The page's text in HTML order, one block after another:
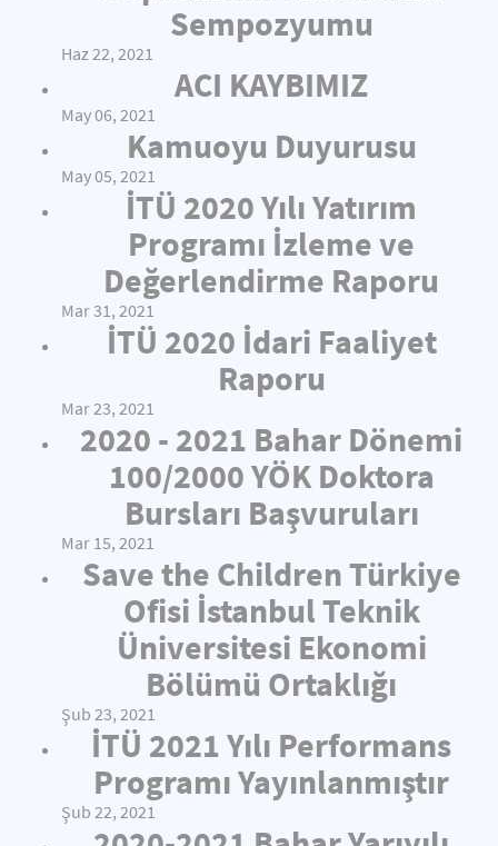
Sempozyumu
Haz 22, 2021
ACI KAYBIMIZ
May 06, 2021
Kamuoyu Duyurusu
May 05, 2021
İTÜ 2020 Yılı Yatırım
Programı İzleme ve
Değerlendirme Raporu
Mar 31, 2021
İTÜ 2020 İdari Faaliyet
Raporu
Mar 23, 2021
2020 - 2021 Bahar Dönemi
100/2000 YÖK Doktora
Bursları Başvuruları
Mar 15, 2021
Save the Children Türkiye
Ofisi İstanbul Teknik
Üniversitesi Ekonomi
Bölümü Ortaklığı
Şub 23, 2021
İTÜ 2021 Yılı Performans
Programı Yayınlanmıştır
Şub 22, 2021